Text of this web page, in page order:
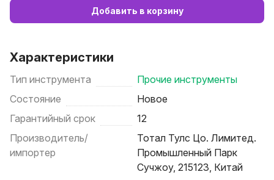
Добавить в корзину
Характеристики
Тип инструмента
Прочие инструменты
Состояние
Новое
Гарантийный срок
12
Производитель/
импортер
Тотал Тулс Цо. Лимитед.
Промышленный Парк
Сучжоу, 215123, Китай